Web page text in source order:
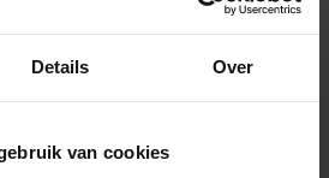
Details Over
van cookies
bij BikeSuperior
ons magazijnteam alle benodigde
volledig opgebouwd en uitgebreid